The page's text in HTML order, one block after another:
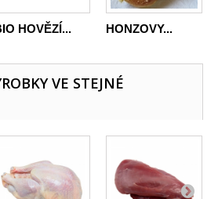
HOVĚZÍ... HONZOVY...
VE STEJNÉ